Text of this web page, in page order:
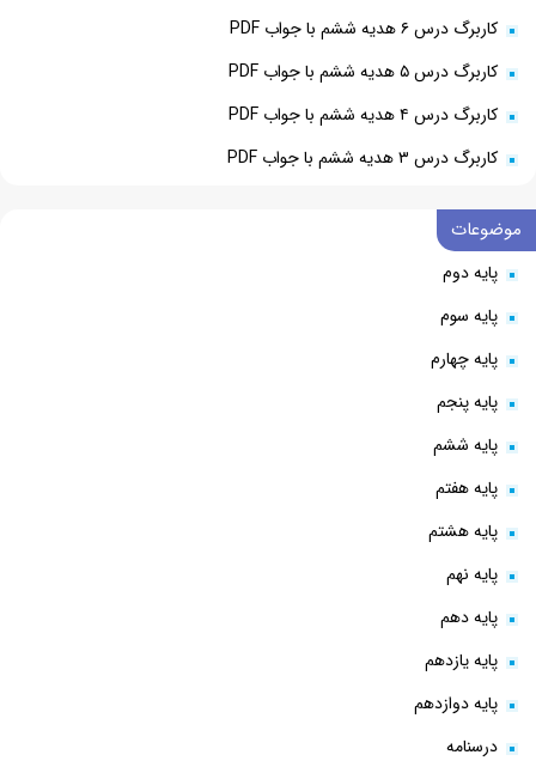
کاربرگ درس ۶ هدیه ششم با جواب PDF
کاربرگ درس ۵ هدیه ششم با جواب PDF
کاربرگ درس ۴ هدیه ششم با جواب PDF
کاربرگ درس ۳ هدیه ششم با جواب PDF
موضوعات
پایه دوم
پایه سوم
پایه چهارم
پایه پنجم
پایه ششم
پایه هفتم
پایه هشتم
پایه نهم
پایه دهم
پایه یازدهم
پایه دوازدهم
درسنامه